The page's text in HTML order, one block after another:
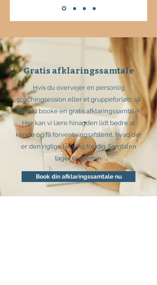
Gratis afklaringssamtale
Hvis du overvejer en personlig
coachingsession eller et gruppeforløb, så
kan du booke en gratis afklaringssamtale.
Her kan vi lære hinanden lidt bedre at
kende og få forventningsafstemt, hvad der
er den rigtige løsning for dig. Samtalen
tager ca. 30 min.
Book din afklaringssamtale nu